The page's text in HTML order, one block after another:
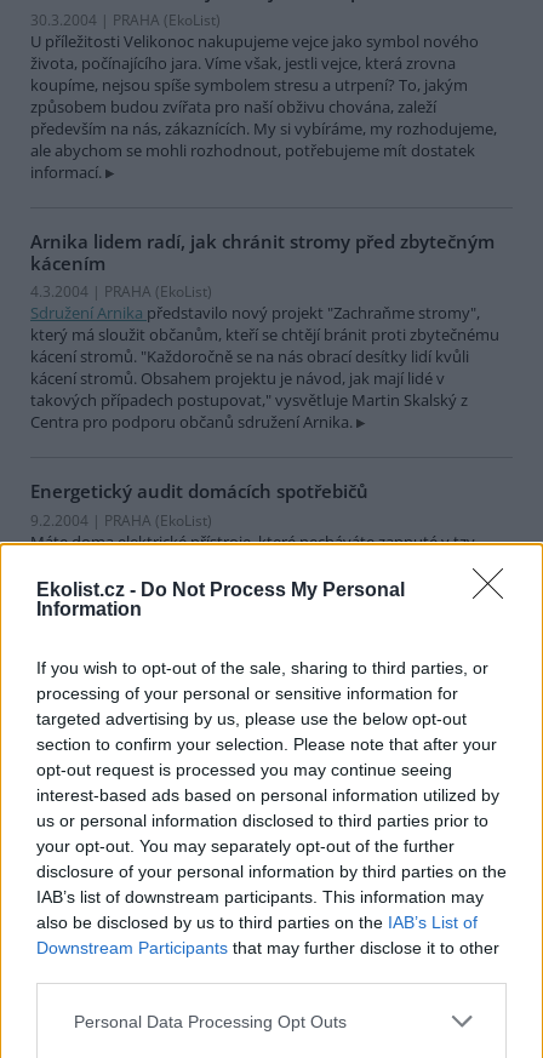
Ekolist.cz - Do Not Process My Personal
Information
If you wish to opt-out of the sale, sharing to third parties, or
processing of your personal or sensitive information for
targeted advertising by us, please use the below opt-out
section to confirm your selection. Please note that after your
opt-out request is processed you may continue seeing
interest-based ads based on personal information utilized by
us or personal information disclosed to third parties prior to
your opt-out. You may separately opt-out of the further
disclosure of your personal information by third parties on the
IAB’s list of downstream participants. This information may
also be disclosed by us to third parties on the IAB’s List of
Downstream Participants that may further disclose it to other
Personal Data Processing Opt Outs
30.3.2004 | PRAHA (EkoList)
U příležitosti Velikonoc nakupujeme vejce jako symbol nového
života, počínajícího jara. Víme však, jestli vejce, která zrovna
koupíme, nejsou spíše symbolem stresu a utrpení? To, jakým
způsobem budou zvířata pro naší obživu chována, zaleží
především na nás, zákaznících. My si vybíráme, my rozhodujeme,
ale abychom se mohli rozhodnout, potřebujeme mít dostatek
informací.
Arnika lidem radí, jak chránit stromy před zbytečným
kácením
4.3.2004 | PRAHA (EkoList)
Sdružení Arnika představilo nový projekt "Zachraňme stromy",
který má sloužit občanům, kteří se chtějí bránit proti zbytečnému
kácení stromů. "Každoročně se na nás obrací desítky lidí kvůli
kácení stromů. Obsahem projektu je návod, jak mají lidé v
takových případech postupovat," vysvětluje Martin Skalský z
Centra pro podporu občanů sdružení Arnika.
Energetický audit domácích spotřebičů
9.2.2004 | PRAHA (EkoList)
Máte doma elektrické přístroje, které necháváte zapnuté v tzv.
spotřebujete a zaplatíte nemálo elektrické energie.
29.1.2004 | PRAHA (EkoList)
Když se v 80. letech minulého století objevily jednorázové pleny,
hlásali jejich výrobci, že jde o revoluci v péči o dítě. Jenže není
všechno zlato, co se leskne, a to ani v případě plenek.
Alternativní palivo LPG
3.12.2003 | PRAHA (EkoList)
Tento článek byl napsán jako detailnější odpověď nadotazčtenáře
EkoListu: "Chtěl jsem se zeptat, jak je ekologické palivo LPG oproti
bezolovnatému benzínu Natural 95. Při provozu ve vozidle bez
katalyzátoru a s katalyzátorem, řízeným či neřízeným. Je v
Evropské unii podpora systémů LPG?"
Současná motorová vozidla a ekologie